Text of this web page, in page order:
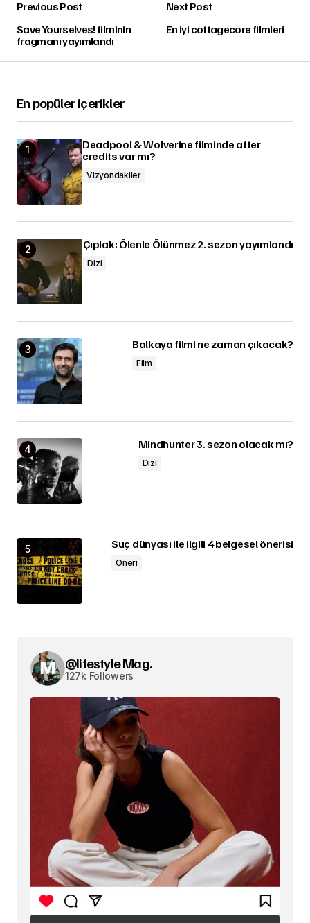
Previous Post
Save Yourselves! filminin
fragmanı yayımlandı
Next Post
En iyi cottagecore filmleri
En popüler içerikler
Deadpool & Wolverine filminde after
credits var mı?
Vizyondakiler
Çıplak: Ölenle Ölünmez 2. sezon yayımlandı
Dizi
Balkaya filmi ne zaman çıkacak?
Film
Mindhunter 3. sezon olacak mı?
Dizi
Suç dünyası ile ilgili 4 belgesel önerisi
Öneri
@lifestyle Mag.
127k Followers